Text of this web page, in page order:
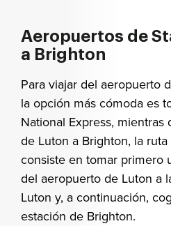
Aeropuertos de
a Brighton
Para viajar del aeropuerto
la opción más cómoda es
National Express,
de Luton a Brighton, la
consiste en tomar primero
del aeropuerto de Luton a
Luton y, a continuación,
estación de Brighton.